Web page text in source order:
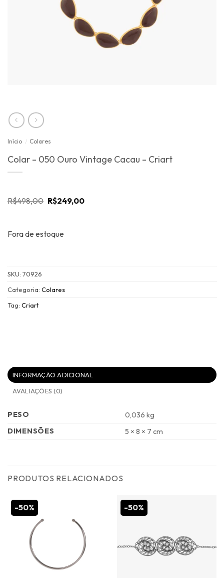
Início / Colares
Colar – 050 Ouro Vintage Cacau – Criart
R$498,00 O
R$498,00.
R$249,00O
Fora de estoque
SKU: 70926
Categoria: Colares
Tag: Criart
INFORMAÇÃO ADICIONAL
AVALIAÇÕES (0)
PESO
0,036 kg
DIMENSÕES
5 × 8 × 7 cm
PRODUTOS RELACIONADOS
-50% -50%